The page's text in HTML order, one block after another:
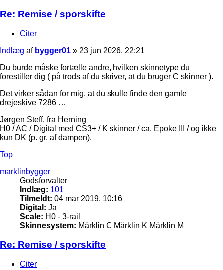
Re: Remise / sporskifte
Citer
Indlæg af bygger01 » 23 jun 2026, 22:21
Du burde måske fortælle andre, hvilken skinnetype du
forestiller dig ( på trods af du skriver, at du bruger C skinner ).
Det virker sådan for mig, at du skulle finde den gamle
drejeskive 7286 …
Jørgen Steff. fra Herning
H0 / AC / Digital med CS3+ / K skinner / ca. Epoke III / og ikke
kun DK (p. gr. af dampen).
Top
marklinbygger
Godsforvalter
Indlæg: 101
Tilmeldt: 04 mar 2019, 10:16
Digital: Ja
Scale: H0 - 3-rail
Skinnesystem: Märklin C Märklin K Märklin M
Re: Remise / sporskifte
Citer